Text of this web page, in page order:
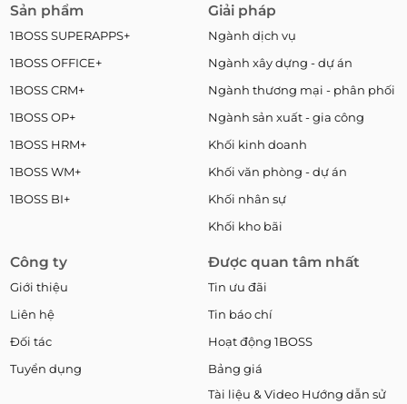
Sản phẩm
1BOSS SUPERAPPS+
1BOSS OFFICE+
1BOSS CRM+
1BOSS OP+
1BOSS HRM+
1BOSS WM+
1BOSS BI+
Giải pháp
Ngành dịch vụ
Ngành xây dựng - dự án
Ngành thương mại - phân phối
Ngành sản xuất - gia công
Khối kinh doanh
Khối văn phòng - dự án
Khối nhân sự
Khối kho bãi
Công ty
Giới thiệu
Liên hệ
Đối tác
Tuyển dụng
Được quan tâm nhất
Tin ưu đãi
Tin báo chí
Hoạt động 1BOSS
Bảng giá
Tài liệu & Video Hướng dẫn sử